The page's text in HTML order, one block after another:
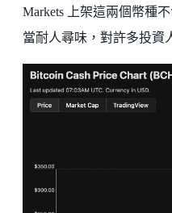
Markets 上架這兩個幣種
當耐人尋味，對許多投資